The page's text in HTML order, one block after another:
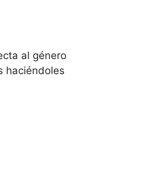
al género
haciéndoles